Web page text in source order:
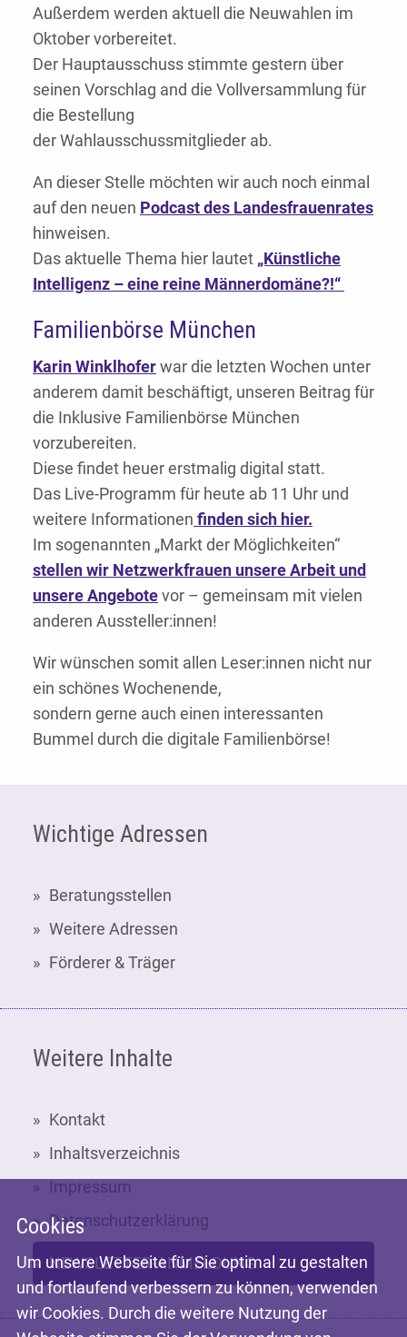
Außerdem werden aktuell die Neuwahlen im
Oktober vorbereitet.
Der Hauptausschuss stimmte gestern über
seinen Vorschlag and die Vollversammlung für
die Bestellung
der Wahlausschussmitglieder ab.
An dieser Stelle möchten wir auch noch einmal
auf den neuen Podcast des Landesfrauenrates
hinweisen.
Das aktuelle Thema hier lautet „Künstliche
Intelligenz – eine reine Männerdomäne?!“
Familienbörse München
Karin Winklhoferwar die letzten Wochen unter
anderem damit beschäftigt, unseren Beitrag für
die Inklusive Familienbörse München
vorzubereiten.
Diese findet heuer erstmalig digital statt.
Das Live-Programm für heute ab 11 Uhr und
weitere Informationen finden sich hier.
Im sogenannten „Markt der Möglichkeiten“
stellen wir Netzwerkfrauen unsere Arbeit und
unsere Angebotevor – gemeinsam mit vielen
anderen Aussteller:innen!
Wir wünschen somit allen Leser:innen nicht nur
ein schönes Wochenende,
sondern gerne auch einen interessanten
Bummel durch die digitale Familienbörse!
Wichtige Adressen
Beratungsstellen
Weitere Adressen
Förderer & Träger
Weitere Inhalte
Kontakt
Inhaltsverzeichnis
Impressum
Datenschutzerklärung
NEWSLETTER-ANMELDUNG
Cookies
Um unsere Webseite für Sie optimal zu gestalten
und fortlaufend verbessern zu können, verwenden
wir Cookies. Durch die weitere Nutzung der